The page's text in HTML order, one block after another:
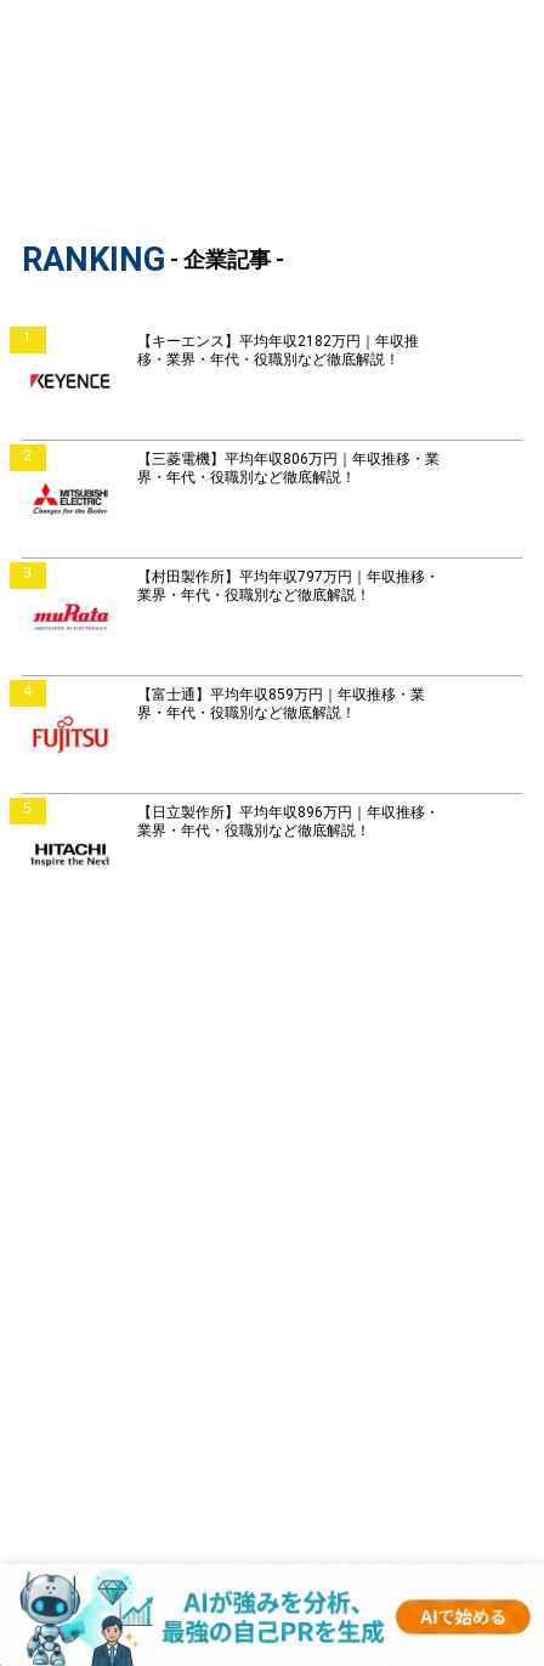
RANKING - 企業記事 -
1
【キーエンス】平均年収2182万円｜年収推
移・業界・年代・役職別など徹底解説！
2
【三菱電機】平均年収806万円｜年収推移・業
界・年代・役職別など徹底解説！
3
【村田製作所】平均年収797万円｜年収推移・
業界・年代・役職別など徹底解説！
4
【富士通】平均年収859万円｜年収推移・業
界・年代・役職別など徹底解説！
5
【日立製作所】平均年収896万円｜年収推移・
業界・年代・役職別など徹底解説！